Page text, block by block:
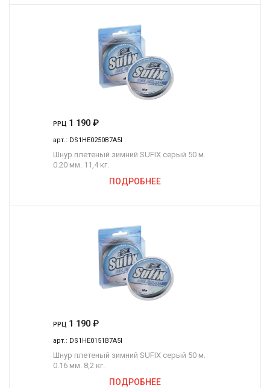
РРЦ 1 190 ₽
арт.: DS1HE0250B7A5I
Шнур плетеный зимний SUFIX серый 50 м.
0.20 мм. 11,4 кг.
ПОДРОБНЕЕ
РРЦ 1 190 ₽
арт.: DS1HE0151B7A5I
Шнур плетеный зимний SUFIX серый 50 м.
0.16 мм. 8,2 кг.
ПОДРОБНЕЕ